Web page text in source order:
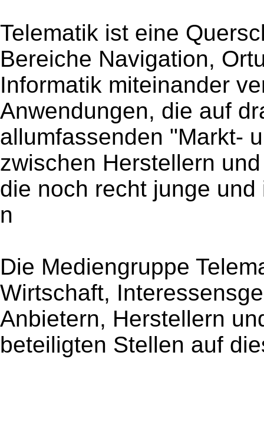
Telematik ist eine
Bereiche Navigation,
Informatik miteinander
Anwendungen, die auf
allumfassenden "Markt-
zwischen Herstellern
die noch recht junge
n
Die Mediengruppe
Wirtschaft,
Anbietern, Herstellern
beteiligten Stellen auf